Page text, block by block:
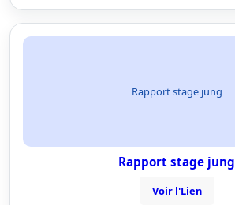
Rapport stage jung
Rapport stage jung
Voir l'Lien